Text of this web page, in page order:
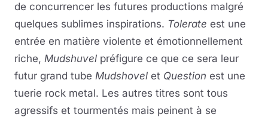
de concurrencer les futures productions malgré
quelques sublimes inspirations. Tolerate est une
entrée en matière violente et émotionnellement
riche, Mudshuvel préfigure ce que ce sera leur
futur grand tube Mudshovel et Question est une
tuerie rock metal. Les autres titres sont tous
agressifs et tourmentés mais peinent à se